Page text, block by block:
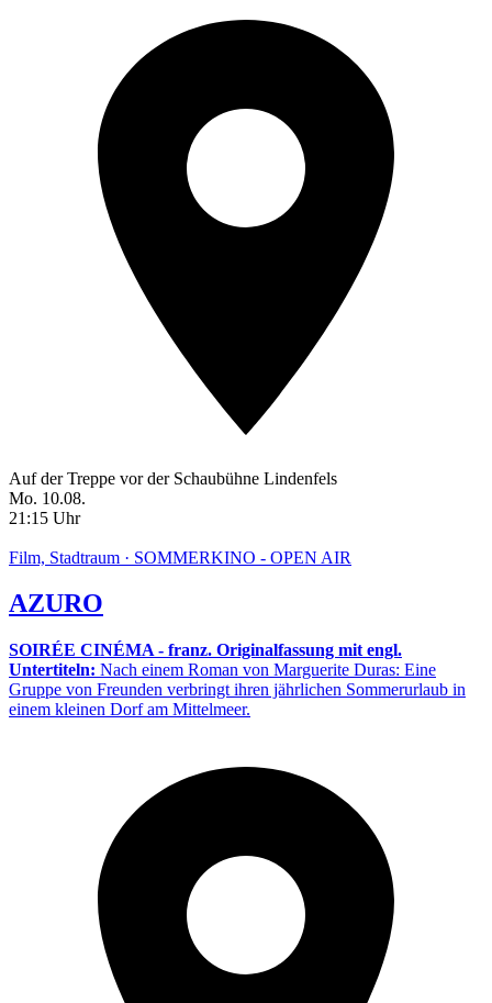
Auf der Treppe vor der Schaubühne Lindenfels
Mo. 10.08.
21:15 Uhr
Film, Stadtraum · SOMMERKINO - OPEN AIR
AZURO
SOIRÉE CINÉMA - franz. Originalfassung mit engl.
Untertiteln: Nach einem Roman von Marguerite Duras: Eine
Gruppe von Freunden verbringt ihren jährlichen Sommerurlaub in
einem kleinen Dorf am Mittelmeer.